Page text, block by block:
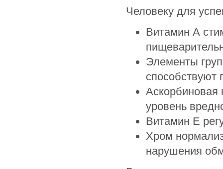
Человеку для
Витамин А
Элементы
способствуют
Аскорбиновая
уровень
Витамин Е
Хром
нарушения